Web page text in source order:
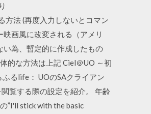
法 (再度入力しないとコマン
画風に改変される（アメリ
い為、暫定的に作成したもの
的な方法は上記 Ciel＠UO ～初
るlife： UOのSAクライアン
覧する際の設定を紹介。 年齢
”I'll stick with the basic